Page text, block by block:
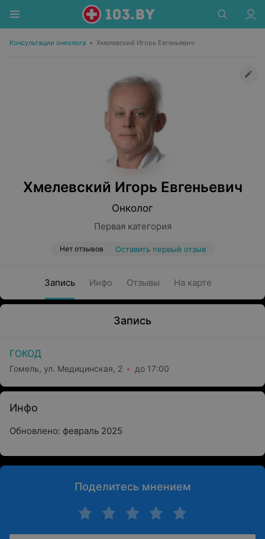
Консультации онколога • Хмелевский Игорь Евгеньевич
Хмелевский Игорь Евгеньевич
Онколог
Первая категория
Нет отзывов Оставить первый отзыв
Запись Инфо Отзывы На карте
Запись
ГОКОД
Гомель, ул. Медицинская, 2 до 17:00
Инфо
Обновлено: февраль 2025
Поделитесь мнением